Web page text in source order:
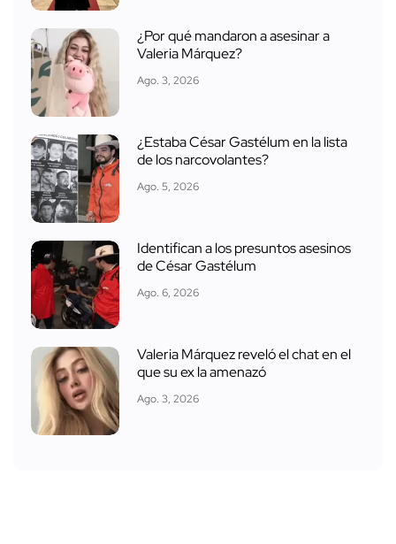
¿Por qué mandaron a asesinar a
Valeria Márquez?
Ago. 3, 2026
¿Estaba César Gastélum en la lista
de los narcovolantes?
Ago. 5, 2026
Identifican a los presuntos asesinos
de César Gastélum
Ago. 6, 2026
Valeria Márquez reveló el chat en el
que su ex la amenazó
Ago. 3, 2026